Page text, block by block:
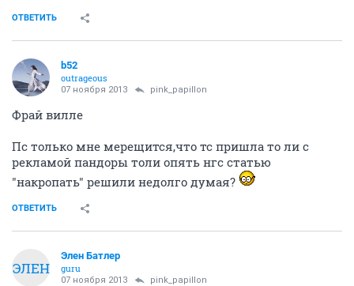
ОТВЕТИТЬ
b52
outrageous
07 ноября 2013 pink_papillon
Фрай вилле
Пс только мне мерещится,что тс пришла то ли с
рекламой пандоры толи опять нгс статью
"накропать" решили недолго думая?
ОТВЕТИТЬ
ЭЛЕН
Элен Батлер
guru
07 ноября 2013 pink_papillon